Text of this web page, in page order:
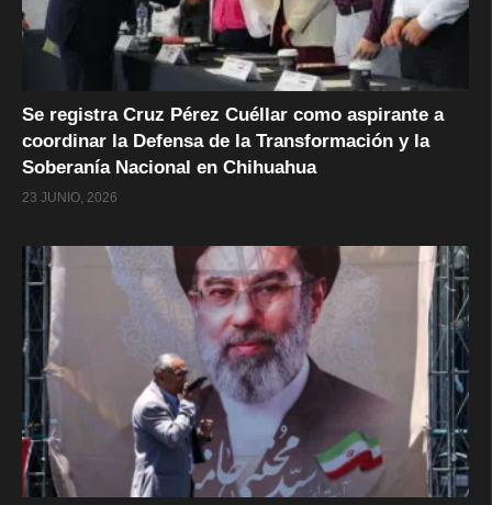
Se registra Cruz Pérez Cuéllar como aspirante a
coordinar la Defensa de la Transformación y la
Soberanía Nacional en Chihuahua
23 JUNIO, 2026